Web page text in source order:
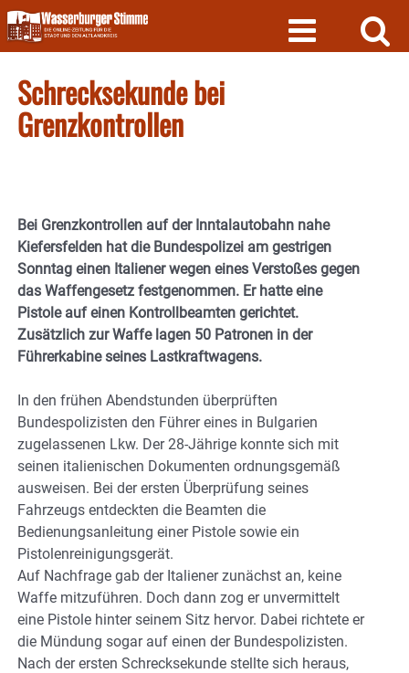
Skip
to
content
Schrecksekunde bei
Grenzkontrollen
Bei Grenzkontrollen auf der Inntalautobahn nahe
Kiefersfelden hat die Bundespolizei am gestrigen
Sonntag einen Italiener wegen eines Verstoßes gegen
das Waffengesetz festgenommen. Er hatte eine
Pistole auf einen Kontrollbeamten gerichtet.
Zusätzlich zur Waffe lagen 50 Patronen in der
Führerkabine seines Lastkraftwagens.
In den frühen Abendstunden überprüften
Bundespolizisten den Führer eines in Bulgarien
zugelassenen Lkw. Der 28-Jährige konnte sich mit
seinen italienischen Dokumenten ordnungsgemäß
ausweisen. Bei der ersten Überprüfung seines
Fahrzeugs entdeckten die Beamten die
Bedienungsanleitung einer Pistole sowie ein
Pistolenreinigungsgerät.
Auf Nachfrage gab der Italiener zunächst an, keine
Waffe mitzuführen. Doch dann zog er unvermittelt
eine Pistole hinter seinem Sitz hervor. Dabei richtete er
die Mündung sogar auf einen der Bundespolizisten.
Nach der ersten Schrecksekunde stellte sich heraus,